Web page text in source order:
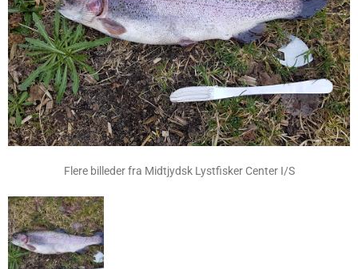
Flere billeder fra Midtjydsk Lystfisker Center I/S